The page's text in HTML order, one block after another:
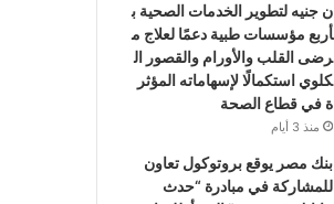
ن جنيه لتطوير الخدمات الصحية ب
أربع مؤسسات طبية دعمًا لعلاج م
رضى القلب والأورام والقصور ال
كلوي استكمالًا لإسهاماته المؤثر
ة في قطاع الصحة
منذ 3 أيام
بنك مصر يوقع بروتوكول تعاون
للمشاركة في مبادرة “حدث